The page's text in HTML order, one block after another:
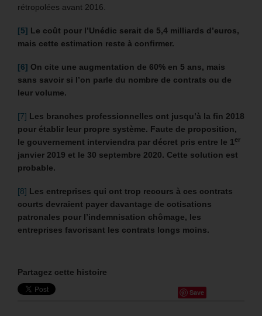
rétropolées avant 2016.
[5] Le coût pour l’Unédic serait de 5,4 milliards d’euros,
mais cette estimation reste à confirmer.
[6] On cite une augmentation de 60% en 5 ans, mais
sans savoir si l’on parle du nombre de contrats ou de
leur volume.
[7] Les branches professionnelles ont jusqu’à la fin 2018
pour établir leur propre système. Faute de proposition,
le gouvernement interviendra par décret pris entre le 1er
janvier 2019 et le 30 septembre 2020. Cette solution est
probable.
[8] Les entreprises qui ont trop recours à ces contrats
courts devraient payer davantage de cotisations
patronales pour l’indemnisation chômage, les
entreprises favorisant les contrats longs moins.
Partagez cette histoire
Save